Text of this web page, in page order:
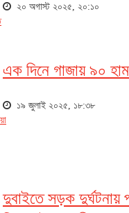
২০ অগাস্ট ২০২৫, ২০:১০
এক দিনে গাজায় ৯০
১৯ জুলাই ২০২৫, ১৮:৩৮
দুবাইতে সড়ক দুর্ঘটনায়